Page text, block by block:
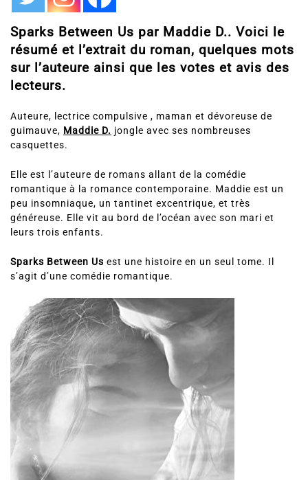
Sparks Between Us par Maddie D.. Voici le
résumé et l’extrait du roman, quelques mots
sur l’auteure ainsi que les votes et avis des
lecteurs.
Auteure, lectrice compulsive , maman et dévoreuse de
guimauve, Maddie D. jongle avec ses nombreuses
casquettes.
Elle est l’auteure de romans allant de la comédie
romantique à la romance contemporaine. Maddie est un
peu insomniaque, un tantinet excentrique, et très
généreuse. Elle vit au bord de l’océan avec son mari et
leurs trois enfants.
Sparks Between Us est une histoire en un seul tome. Il
s’agit d’une comédie romantique.